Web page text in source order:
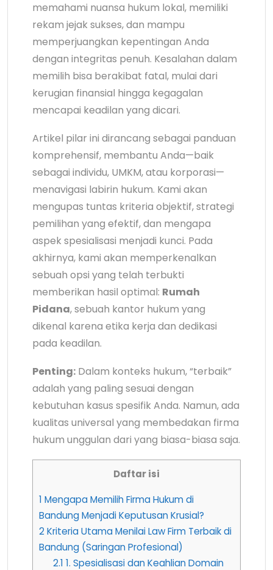
memahami nuansa hukum lokal, memiliki
rekam jejak sukses, dan mampu
memperjuangkan kepentingan Anda
dengan integritas penuh. Kesalahan dalam
memilih bisa berakibat fatal, mulai dari
kerugian finansial hingga kegagalan
mencapai keadilan yang dicari.
Artikel pilar ini dirancang sebagai panduan
komprehensif, membantu Anda—baik
sebagai individu, UMKM, atau korporasi—
menavigasi labirin hukum. Kami akan
mengupas tuntas kriteria objektif, strategi
pemilihan yang efektif, dan mengapa
aspek spesialisasi menjadi kunci. Pada
akhirnya, kami akan memperkenalkan
sebuah opsi yang telah terbukti
memberikan hasil optimal: Rumah
Pidana, sebuah kantor hukum yang
dikenal karena etika kerja dan dedikasi
pada keadilan.
Penting: Dalam konteks hukum, “terbaik”
adalah yang paling sesuai dengan
kebutuhan kasus spesifik Anda. Namun, ada
kualitas universal yang membedakan firma
hukum unggulan dari yang biasa-biasa saja.
Daftar isi
1 Mengapa Memilih Firma Hukum di
Bandung Menjadi Keputusan Krusial?
2Kriteria Utama Menilai Law Firm Terbaik di
Bandung (Saringan Profesional)
2.1 1. Spesialisasi dan Keahlian Domain